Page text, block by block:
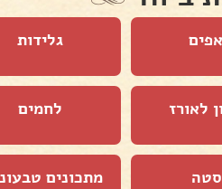
גלידות
לאורז לחמים
מתכונים